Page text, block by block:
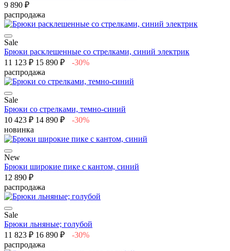
9 890 ₽
распродажа
Sale
Брюки расклешенные со стрелками, синий электрик
11 123 ₽ 15 890 ₽
-30%
распродажа
Sale
Брюки со стрелками, темно-синий
10 423 ₽ 14 890 ₽
-30%
новинка
New
Брюки широкие пике с кантом, синий
12 890 ₽
распродажа
Sale
Брюки льняные; голубой
11 823 ₽ 16 890 ₽
-30%
распродажа